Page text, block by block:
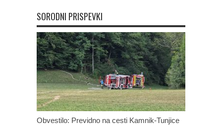
SORODNI PRISPEVKI
Obvestilo: Previdno na cesti Kamnik-Tunjice